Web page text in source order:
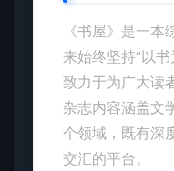
《书屋》是一
来始终坚持“以
致力于为广大读
杂志内容涵盖文
个领域，既有深
交汇的平台。